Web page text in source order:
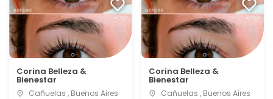
Corina Belleza &
Bienestar
Cañuelas , Buenos Aires
Corina Belleza &
Bienestar
Cañuelas , Buenos Aires